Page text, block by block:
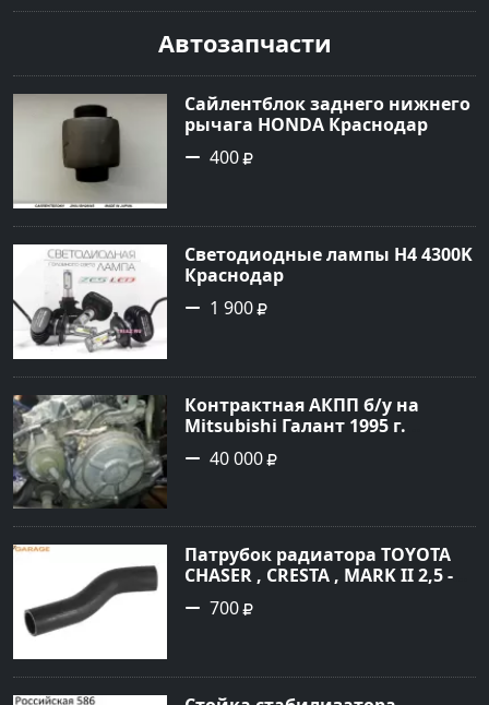
Авторынок23
Автозапчасти
Сайлентблок заднего нижнего
рычага HONDA Краснодар
400
Светодиодные лампы H4 4300K
Краснодар
1 900
Контрактная АКПП б/у на
Mitsubishi Галант 1995 г.
Геленджик
40 000
Патрубок радиатора TOYOTA
CHASER , CRESTA , MARK II 2,5 -
3,0 1996 Краснодар
700